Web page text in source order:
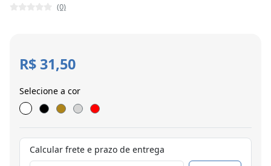
(0)
R$ 31,50
Selecione a cor
Calcular frete e prazo de entrega